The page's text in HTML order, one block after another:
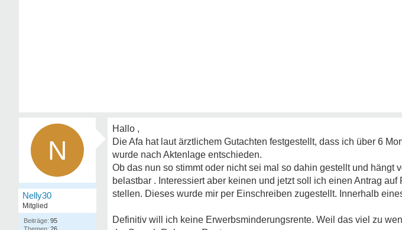
N
Nelly30
Mitglied
95
Hallo ,
Die Afa hat laut ärztlichem Gutachten festgestellt, dass ich über 6
wurde nach Aktenlage entschieden.
Ob das nun so stimmt oder nicht sei mal so dahin gestellt und hängt
belastbar . Interessiert aber keinen und jetzt soll ich einen Antrag
stellen. Dieses wurde mir per Einschreiben zugestellt. Innerhalb
Definitiv will ich keine Erwerbsminderungsrente. Weil das viel zu